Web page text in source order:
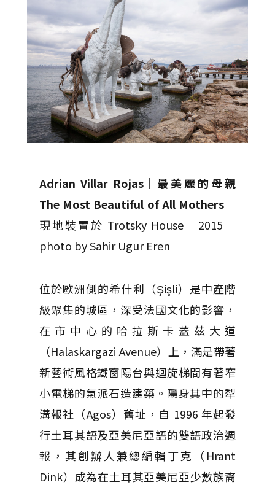
Adrian Villar Rojas │ 最美麗的母親
The Most Beautiful of All Mothers
現地裝置於 Trotsky House 2015
photo by Sahir Ugur Eren
位於歐洲側的希什利（Şişli）是中產階
級聚集的城區，深受法國文化的影響，
在市中心的哈拉斯卡蓋茲大道
（Halaskargazi Avenue）上，滿是帶著
新藝術風格鐵窗陽台與迴旋梯間有著窄
小電梯的氣派石造建築。隱身其中的犁
溝報社（Agos）舊址，自 1996 年起發
行土耳其語及亞美尼亞語的雙語政治週
報，其創辦人兼總編輯丁克（Hrant
Dink）成為在土耳其亞美尼亞少數族裔